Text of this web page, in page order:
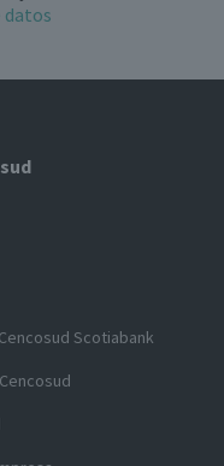
datos
Scotiabank